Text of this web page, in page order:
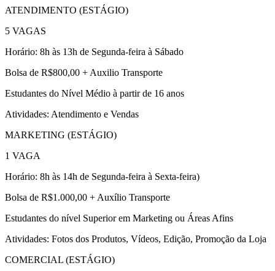
ATENDIMENTO (ESTÁGIO)
5 VAGAS
Horário: 8h às 13h de Segunda-feira à Sábado
Bolsa de R$800,00 + Auxilio Transporte
Estudantes do Nível Médio à partir de 16 anos
Atividades: Atendimento e Vendas
MARKETING (ESTÁGIO)
1 VAGA
Horário: 8h às 14h de Segunda-feira à Sexta-feira)
Bolsa de R$1.000,00 + Auxílio Transporte
Estudantes do nível Superior em Marketing ou Áreas Afins
Atividades: Fotos dos Produtos, Vídeos, Edição, Promoção da Loja
COMERCIAL (ESTÁGIO)